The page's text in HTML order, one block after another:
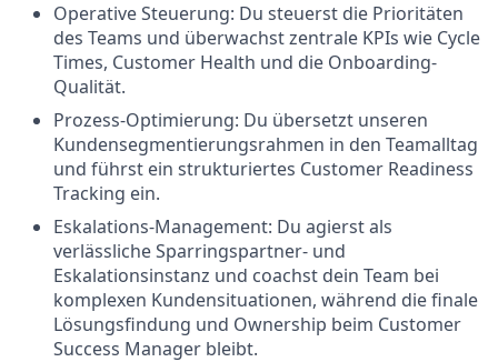
Operative Steuerung: Du steuerst die Prioritäten
des Teams und überwachst zentrale KPIs wie Cycle
Times, Customer Health und die Onboarding-
Qualität.
Prozess-Optimierung: Du übersetzt unseren
Kundensegmentierungsrahmen in den Teamalltag
und führst ein strukturiertes Customer Readiness
Tracking ein.
Eskalations-Management: Du agierst als
verlässliche Sparringspartner- und
Eskalationsinstanz und coachst dein Team bei
komplexen Kundensituationen, während die finale
Lösungsfindung und Ownership beim Customer
Success Manager bleibt.